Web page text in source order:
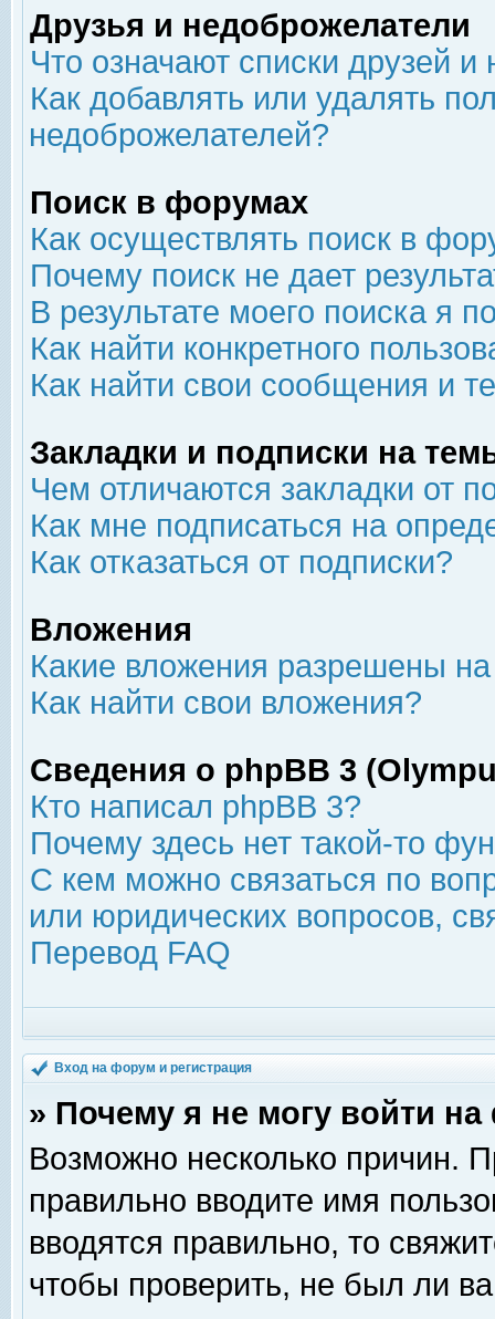
Друзья и недоброжелатели
Что означают списки друзей
Как добавлять или удалять
недоброжелателей?
Поиск в форумах
Как осуществлять поиск в
Почему поиск не дает
В результате моего поиска я
Как найти конкретного
Как найти свои сообщения и
Закладки и подписки на
Чем отличаются закладки от
Как мне подписаться на
Как отказаться от подписки?
Вложения
Какие вложения разрешены
Как найти свои вложения?
Сведения о phpBB 3
Кто написал phpBB 3?
Почему здесь нет такой-то
С кем можно связаться по
или юридических вопросов,
Перевод FAQ
Вход на форум и регистрация
» Почему я не могу войти
Возможно несколько причин.
правильно вводите имя
вводятся правильно, то
чтобы проверить, не был ли